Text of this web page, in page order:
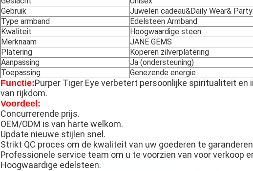
Gebruik
Juwelen cadeau&Daily Wear& Party
Type armband
Edelsteen Armband
Kwaliteit
Hoogwaardige steen
Merknaam
JANE GEMS
Platering
Koperen zilverplatering
Aanpassing
Ja (ondersteuning)
Toepassing
Genezende energie
Functie:Purper Tiger Eye verbetert persoonlijke spiritualiteit en
van rijkdom.
Voordeel:
Concurrerende prijs.
OEM/ODM is van harte welkom.
Update nieuwe stijlen snel.
Strikt QC proces om de kwaliteit van uw goederen te
Professionele service team om u te voorzien van voor verkoop
Hoogwaardige edelsteen.